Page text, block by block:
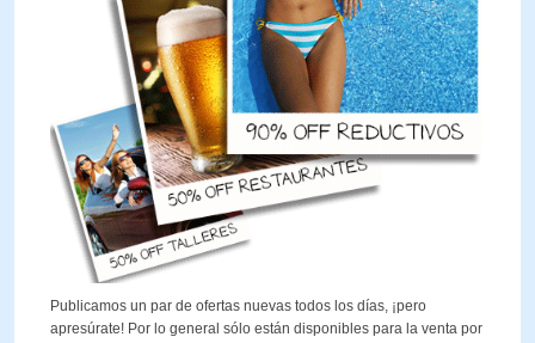
Publicamos un par de ofertas nuevas todos los días, ¡pero
apresúrate! Por lo general sólo están disponibles para la venta por